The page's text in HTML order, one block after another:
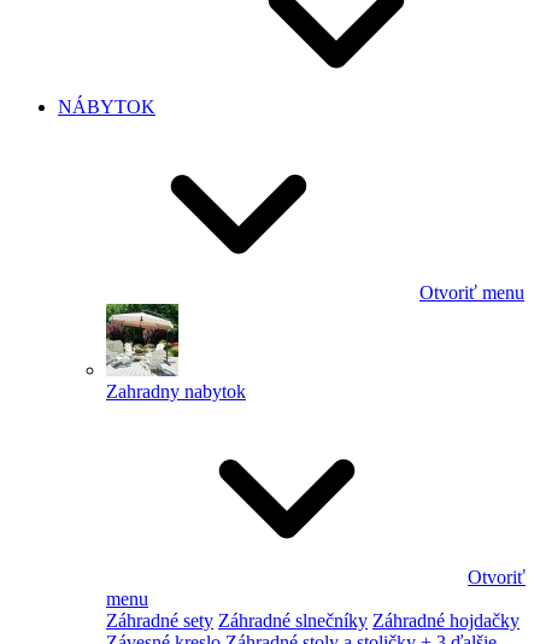
NÁBYTOK
Otvoriť menu
Zahradny nabytok
Otvoriť
menu
Záhradné sety Záhradné slnečníky Záhradné hojdačky